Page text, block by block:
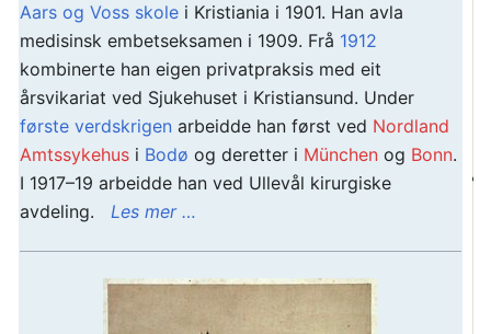
Aars og Voss skole i Kristiania i 1901. Han avla
medisinsk embetseksamen i 1909. Frå 1912
kombinerte han eigen privatpraksis med eit
årsvikariat ved Sjukehuset i Kristiansund. Under
første verdskrigen arbeidde han først ved Nordland
Amtssykehus i Bodø og deretter i München og Bonn.
I 1917–19 arbeidde han ved Ullevål kirurgiske
avdeling. Les mer …